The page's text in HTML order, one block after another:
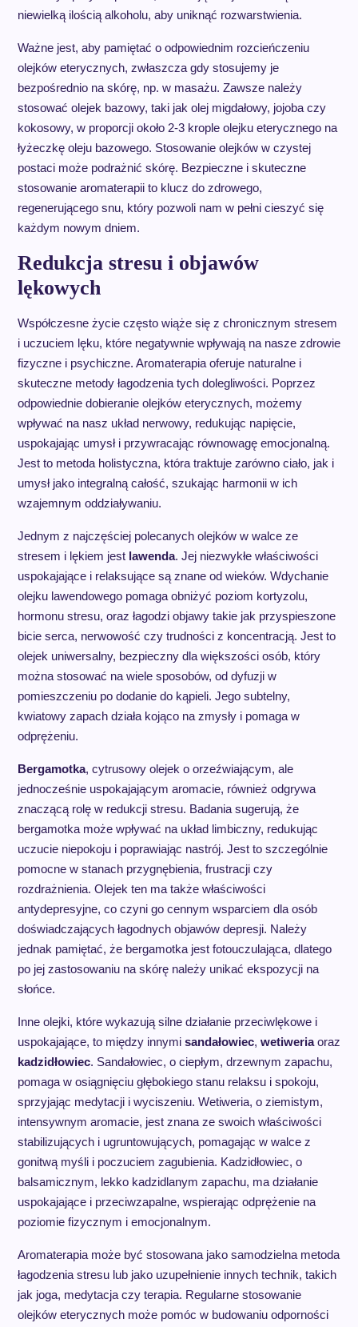
niewielką ilością alkoholu, aby uniknąć rozwarstwienia.
Ważne jest, aby pamiętać o odpowiednim rozcieńczeniu
olejków eterycznych, zwłaszcza gdy stosujemy je
bezpośrednio na skórę, np. w masażu. Zawsze należy
stosować olejek bazowy, taki jak olej migdałowy, jojoba czy
kokosowy, w proporcji około 2-3 krople olejku eterycznego na
łyżeczkę oleju bazowego. Stosowanie olejków w czystej
postaci może podrażnić skórę. Bezpieczne i skuteczne
stosowanie aromaterapii to klucz do zdrowego,
regenerującego snu, który pozwoli nam w pełni cieszyć się
każdym nowym dniem.
Redukcja stresu i objawów
lękowych
Współczesne życie często wiąże się z chronicznym stresem
i uczuciem lęku, które negatywnie wpływają na nasze zdrowie
fizyczne i psychiczne. Aromaterapia oferuje naturalne i
skuteczne metody łagodzenia tych dolegliwości. Poprzez
odpowiednie dobieranie olejków eterycznych, możemy
wpływać na nasz układ nerwowy, redukując napięcie,
uspokajając umysł i przywracając równowagę emocjonalną.
Jest to metoda holistyczna, która traktuje zarówno ciało, jak i
umysł jako integralną całość, szukając harmonii w ich
wzajemnym oddziaływaniu.
Jednym z najczęściej polecanych olejków w walce ze
stresem i lękiem jest lawenda. Jej niezwykłe właściwości
uspokajające i relaksujące są znane od wieków. Wdychanie
olejku lawendowego pomaga obniżyć poziom kortyzolu,
hormonu stresu, oraz łagodzi objawy takie jak przyspieszone
bicie serca, nerwowość czy trudności z koncentracją. Jest to
olejek uniwersalny, bezpieczny dla większości osób, który
można stosować na wiele sposobów, od dyfuzji w
pomieszczeniu po dodanie do kąpieli. Jego subtelny,
kwiatowy zapach działa kojąco na zmysły i pomaga w
odprężeniu.
Bergamotka, cytrusowy olejek o orzeźwiającym, ale
jednocześnie uspokajającym aromacie, również odgrywa
znaczącą rolę w redukcji stresu. Badania sugerują, że
bergamotka może wpływać na układ limbiczny, redukując
uczucie niepokoju i poprawiając nastrój. Jest to szczególnie
pomocne w stanach przygnębienia, frustracji czy
rozdrażnienia. Olejek ten ma także właściwości
antydepresyjne, co czyni go cennym wsparciem dla osób
doświadczających łagodnych objawów depresji. Należy
jednak pamiętać, że bergamotka jest fotouczulająca, dlatego
po jej zastosowaniu na skórę należy unikać ekspozycji na
słońce.
Inne olejki, które wykazują silne działanie przeciwlękowe i
uspokajające, to między innymi sandałowiec, wetiweriaoraz
kadzidłowiec. Sandałowiec, o ciepłym, drzewnym zapachu,
pomaga w osiągnięciu głębokiego stanu relaksu i spokoju,
sprzyjając medytacji i wyciszeniu. Wetiweria, o ziemistym,
intensywnym aromacie, jest znana ze swoich właściwości
stabilizujących i ugruntowujących, pomagając w walce z
gonitwą myśli i poczuciem zagubienia. Kadzidłowiec, o
balsamicznym, lekko kadzidlanym zapachu, ma działanie
uspokajające i przeciwzapalne, wspierając odprężenie na
poziomie fizycznym i emocjonalnym.
Aromaterapia może być stosowana jako samodzielna metoda
łagodzenia stresu lub jako uzupełnienie innych technik, takich
jak joga, medytacja czy terapia. Regularne stosowanie
olejków eterycznych może pomóc w budowaniu odporności